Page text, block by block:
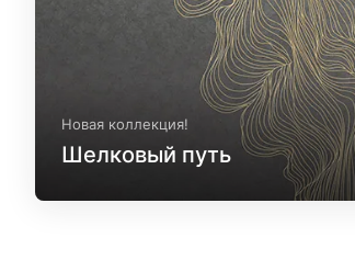
Новая коллекция!
Шелковый путь